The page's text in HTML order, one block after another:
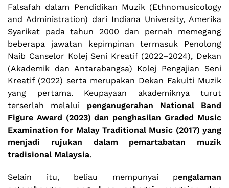
Falsafah dalam Pendidikan Muzik (Ethnomusicology
and Administration) dari Indiana University, Amerika
Syarikat pada tahun 2000 dan pernah memegang
beberapa jawatan kepimpinan termasuk Penolong
Naib Canselor Kolej Seni Kreatif (2022–2024), Dekan
(Akademik dan Antarabangsa) Kolej Pengajian Seni
Kreatif (2022) serta merupakan Dekan Fakulti Muzik
yang pertama. Keupayaan akademiknya turut
terserlah melalui penganugerahan National Band
Figure Award (2023) dan penghasilan Graded Music
Examination for Malay Traditional Music (2017) yang
menjadi rujukan dalam pemartabatan muzik
tradisional Malaysia.
Selain itu, beliau mempunyai pengalaman